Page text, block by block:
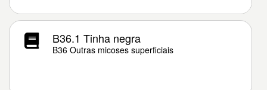
B36.1 Tinha negra
B36 Outras micoses superficiais